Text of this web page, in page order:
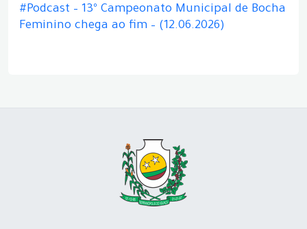
#Podcast – 13º Campeonato Municipal de Bocha
Feminino chega ao fim – (12.06.2026)